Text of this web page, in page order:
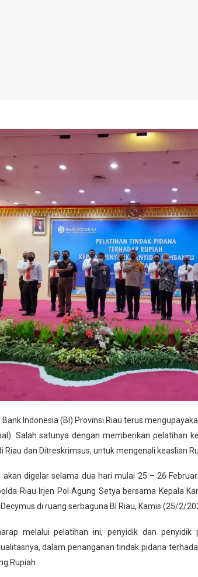
Bank Indonesia (BI) Provinsi Riau terus
Salah satunya dengan memberikan pelatihan
Riau dan Ditreskrimsus, untuk mengenali keaslian
akan digelar selama dua hari mulai 25 – 26
Riau Irjen Pol Agung Setya bersama Kepala
Decymus di ruang serbaguna BI Riau, Kamis (25/2/
melalui pelatihan ini, penyidik dan penyidik
dalam penanganan tindak pidana
Rupiah.